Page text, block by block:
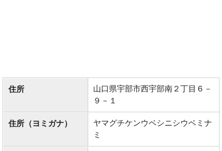
住所
山口県宇部市西宇部南２丁目６－
９－１
住所（ヨミガナ）
ヤマグチケンウベシニシウベミナ
ミ